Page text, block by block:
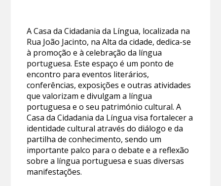
A Casa da Cidadania da Língua, localizada na
Rua João Jacinto, na Alta da cidade, dedica-se
à promoção e à celebração da língua
portuguesa. Este espaço é um ponto de
encontro para eventos literários,
conferências, exposições e outras atividades
que valorizam e divulgam a língua
portuguesa e o seu património cultural. A
Casa da Cidadania da Língua visa fortalecer a
identidade cultural através do diálogo e da
partilha de conhecimento, sendo um
importante palco para o debate e a reflexão
sobre a língua portuguesa e suas diversas
manifestações.